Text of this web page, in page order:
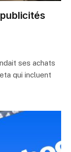
ses achats
qui incluent